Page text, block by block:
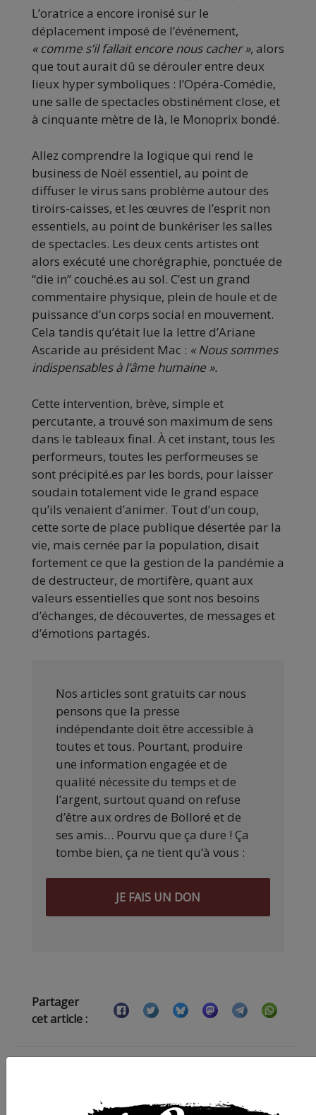
L’oratrice a encore ironisé sur le
déplacement imposé de l’événement,
« comme s’il fallait encore nous cacher », alors
que tout aurait dû se dérouler entre deux
lieux hyper symboliques : l’Opéra-Comédie,
une salle de spectacles obstinément close, et
à cinquante mètre de là, le Monoprix bondé.
Allez comprendre la logique qui rend le
business de Noël essentiel, au point de
diffuser le virus sans problème autour des
tiroirs-caisses, et les œuvres de l’esprit non
essentiels, au point de bunkériser les salles
de spectacles. Les deux cents artistes ont
alors exécuté une chorégraphie, ponctuée de
“die in” couché.es au sol. C’est un grand
commentaire physique, plein de houle et de
puissance d’un corps social en mouvement.
Cela tandis qu’était lue la lettre d’Ariane
Ascaride au président Mac : « Nous sommes
indispensables à l’âme humaine ».
Cette intervention, brève, simple et
percutante, a trouvé son maximum de sens
dans le tableaux final. À cet instant, tous les
performeurs, toutes les performeuses se
sont précipité.es par les bords, pour laisser
soudain totalement vide le grand espace
qu’ils venaient d’animer. Tout d’un coup,
cette sorte de place publique désertée par la
vie, mais cernée par la population, disait
fortement ce que la gestion de la pandémie a
de destructeur, de mortifère, quant aux
valeurs essentielles que sont nos besoins
d’échanges, de découvertes, de messages et
d’émotions partagés.
Nos articles sont gratuits car nous
pensons que la presse
indépendante doit être accessible à
toutes et tous. Pourtant, produire
une information engagée et de
qualité nécessite du temps et de
l’argent, surtout quand on refuse
d’être aux ordres de Bolloré et de
ses amis… Pourvu que ça dure ! Ça
tombe bien, ça ne tient qu’à vous :
JE FAIS UN DON
Partager
cet article :